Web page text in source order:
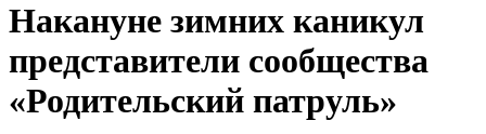
Накануне зимних каникул
представители сообщества
«Родительский патруль»